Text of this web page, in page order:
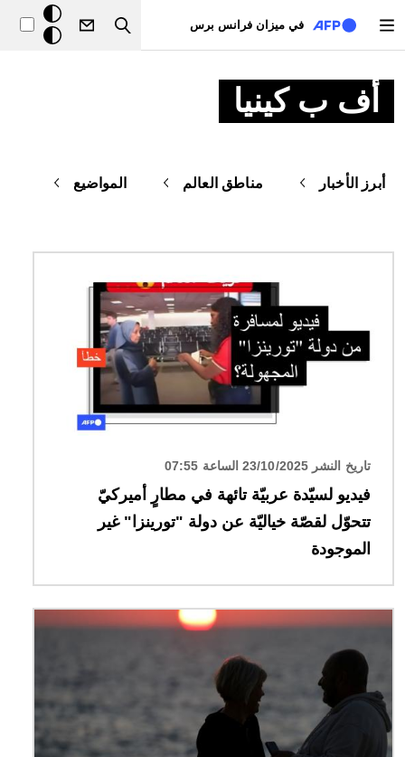
في ميزان فرانس برس
Search
خلفيّة
داكنة
أف ب كينيا
أبرز الأخبار مناطق العالم المواضيع
تاريخ النشر 23/10/2025 الساعة 07:55
فيديو لسيّدة عربيّة تائهة في مطارٍ أميركيّ
تتحوّل لقصّة خياليّة عن دولة "تورينزا" غير
الموجودة
الصورة